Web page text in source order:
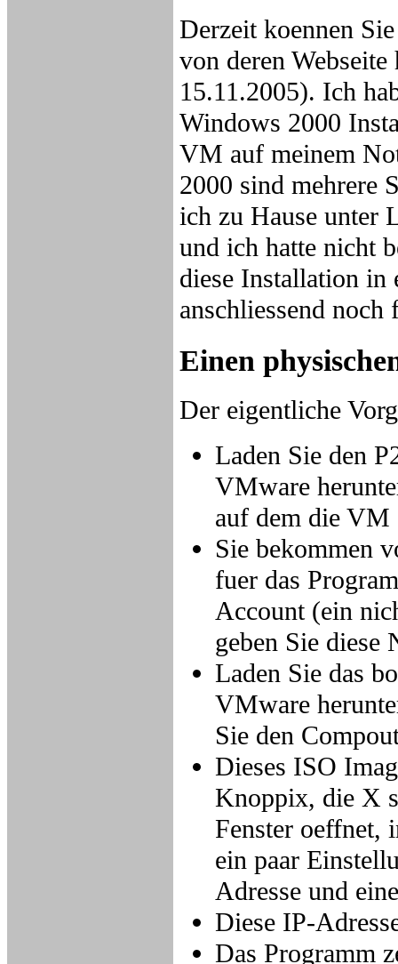
Derzeit koennen
von deren
15.11.2005). Ich
Windows 2000
VM auf meinem
2000 sind mehrere
ich zu Hause unter
und ich hatte nicht
diese Installation in
anschliessend
Einen
Der eigentliche
Laden Sie den
VMware
auf dem die VM
Sie bekommen
fuer das
Account (ein
geben Sie diese
Laden Sie das
VMware
Sie den
Dieses ISO
Knoppix, die X
Fenster oeffnet,
ein paar
Adresse und
Diese IP-
Das Programm